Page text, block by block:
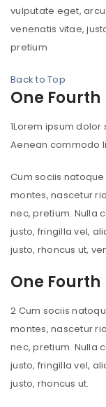
vulputate eget,
venenatis vitae,
pretium
Back to Top
One Fourth
1Lorem ipsum dolor
Aenean commodo
Cum sociis
montes, nascetur
nec, pretium. Nulla
justo, fringilla vel,
justo, rhoncus ut,
One Fourth
2 Cum sociis
montes, nascetur
nec, pretium. Nulla
justo, fringilla vel,
justo, rhoncus ut.